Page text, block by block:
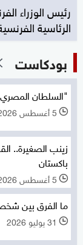
رئيس الوزراء
الرئاسية
بودكاست
"السلطان
l 5 أغسطس 2026
زينب الصغيرة..
باكستان
l 5 أغسطس 2026
ما الفرق بين
l 31 يوليو 2026